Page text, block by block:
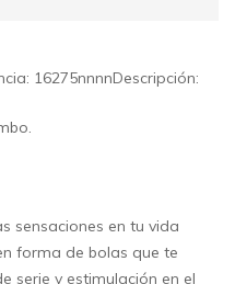
16275nnnnDescripción:
sensaciones en tu vida
forma de bolas que te
serie y estimulación en el